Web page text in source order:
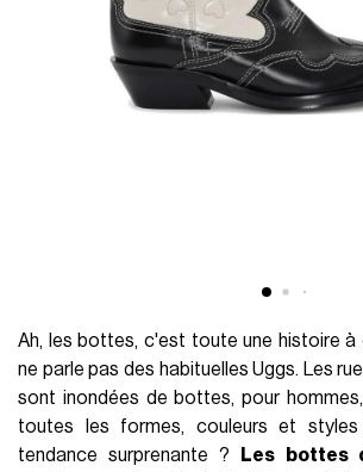
Ah, les bottes, c'est toute une histoire à
ne parle pas des habituelles Uggs. Les
sont inondées de bottes, pour
toutes les formes, couleurs et styles
tendance surprenante ?
Les bottes